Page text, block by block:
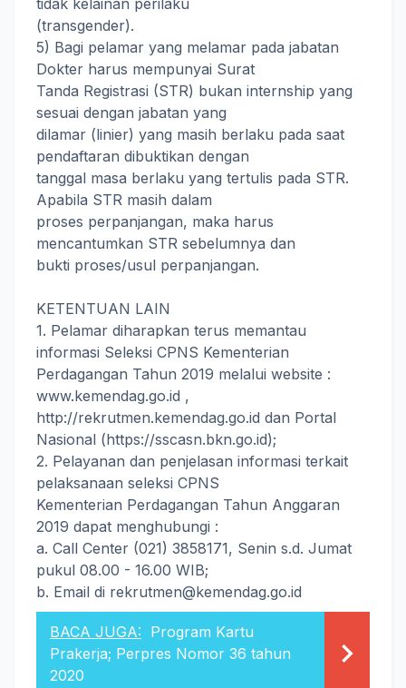
tidak kelainan perilaku
(transgender).
5) Bagi pelamar yang melamar pada jabatan
Dokter harus mempunyai Surat
Tanda Registrasi (STR) bukan internship yang
sesuai dengan jabatan yang
dilamar (linier) yang masih berlaku pada saat
pendaftaran dibuktikan dengan
tanggal masa berlaku yang tertulis pada STR.
Apabila STR masih dalam
proses perpanjangan, maka harus
mencantumkan STR sebelumnya dan
bukti proses/usul perpanjangan.
KETENTUAN LAIN
1. Pelamar diharapkan terus memantau
informasi Seleksi CPNS Kementerian
Perdagangan Tahun 2019 melalui website :
www.kemendag.go.id ,
http://rekrutmen.kemendag.go.id dan Portal
Nasional (https://sscasn.bkn.go.id);
2. Pelayanan dan penjelasan informasi terkait
pelaksanaan seleksi CPNS
Kementerian Perdagangan Tahun Anggaran
2019 dapat menghubungi :
a. Call Center (021) 3858171, Senin s.d. Jumat
pukul 08.00 - 16.00 WIB;
b. Email di rekrutmen@kemendag.go.id
BACA JUGA: Program Kartu
Prakerja; Perpres Nomor 36 tahun
2020